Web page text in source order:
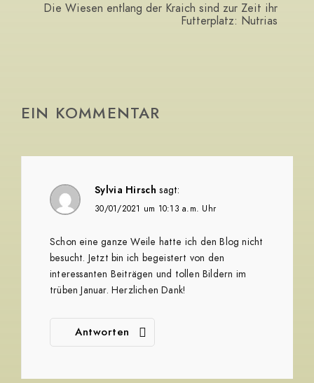
Die Wiesen entlang der Kraich sind zur Zeit ihr
Futterplatz: Nutrias
EIN KOMMENTAR
Sylvia Hirsch sagt:
30/01/2021 um 10:13 a.m. Uhr
Schon eine ganze Weile hatte ich den Blog nicht
besucht. Jetzt bin ich begeistert von den
interessanten Beiträgen und tollen Bildern im
trüben Januar. Herzlichen Dank!
Antworten